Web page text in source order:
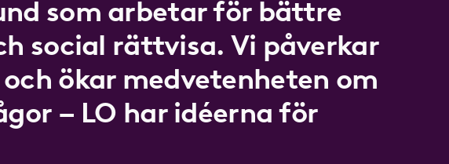
som arbetar för bättre
social rättvisa. Vi påverkar
ökar medvetenheten om
– LO har idéerna för